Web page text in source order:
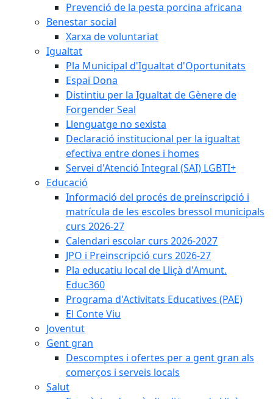
Prevenció de la pesta porcina africana
Benestar social
Xarxa de voluntariat
Igualtat
Pla Municipal d'Igualtat d'Oportunitats
Espai Dona
Distintiu per la Igualtat de Gènere de
Forgender Seal
Llenguatge no sexista
Declaració institucional per la igualtat
efectiva entre dones i homes
Servei d'Atenció Integral (SAI) LGBTI+
Educació
Informació del procés de preinscripció i
matrícula de les escoles bressol municipals
curs 2026-27
Calendari escolar curs 2026-2027
JPO i Preinscripció curs 2026-27
Pla educatiu local de Lliçà d'Amunt.
Educ360
Programa d'Activitats Educatives (PAE)
El Conte Viu
Joventut
Gent gran
Descomptes i ofertes per a gent gran als
comerços i serveis locals
Salut